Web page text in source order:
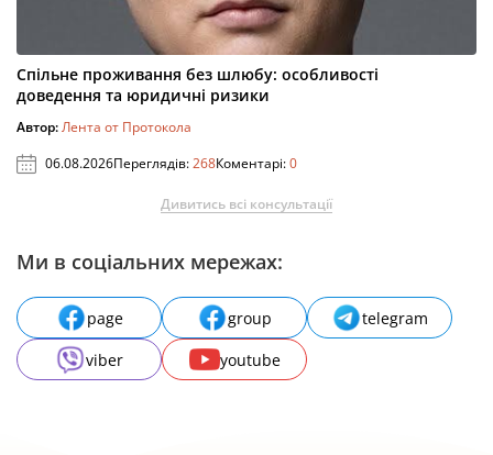
Спільне проживання без шлюбу: особливості
доведення та юридичні ризики
Автор:Лента от Протокола
06.08.2026Переглядів:268Коментарі:0
Дивитись всі консультації
Ми в соціальних мережах:
page group
telegram
viber
youtube